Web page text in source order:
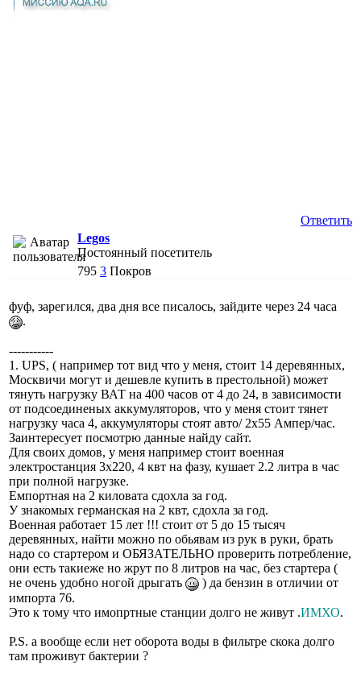
Ответить
Legos
Постоянный посетитель
795 3 Покров
фуф, зарегился, два дня все писалось, зайдите через 24 часа
.
-----------
1. UPS, ( например тот вид что у меня, стоит 14 деревянных,
Москвичи могут и дешевле купить в престольной) может
тянуть нагрузку ВАТ на 400 часов от 4 до 24, в зависимости
от подсоединеных аккумуляторов, что у меня стоит тянет
нагрузку часа 4, аккумуляторы стоят авто/ 2х55 Ампер/час.
Заинтересует посмотрю данные найду сайт.
Для своих домов, у меня например стоит военная
электростанция 3х220, 4 квт на фазу, кушает 2.2 литра в час
при полной нагрузке.
Емпортная на 2 киловата сдохла за год.
У знакомых германская на 2 квт, сдохла за год.
Военная работает 15 лет !!! стоит от 5 до 15 тысяч
деревянных, найти можно по обьявам из рук в руки, брать
надо со стартером и ОБЯЗАТЕЛЬНО проверить потребление,
они есть такиеже но жрут по 8 литров на час, без стартера (
не очень удобно ногой дрыгать
) да бензин в отличии от
импорта 76.
Это к тому что имопртные станции долго не живут .ИМХО.
P.S. а вообще если нет оборота воды в фильтре скока долго
там проживут бактерии ?